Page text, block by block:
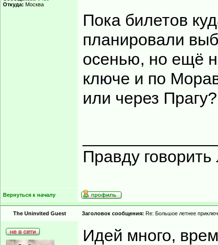
Откуда: Москва
Пока билетов
планировали
осенью, но ещё
ключе и по
или через Прагу?
Правду
Вернуться к началу
The Uninvited Guest Заголовок сообщения: Re: Большое летнее
Идей много,